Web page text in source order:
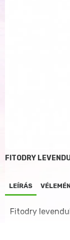
FITODRY
LEÍRÁS
Fitodry